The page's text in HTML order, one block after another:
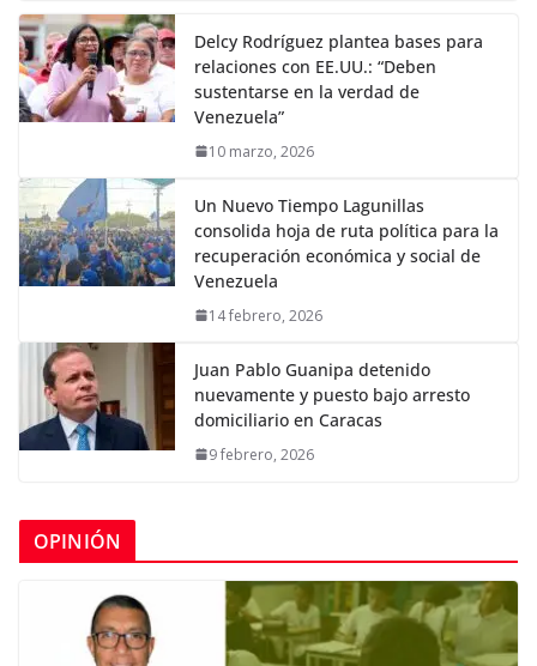
Delcy Rodríguez plantea bases para
relaciones con EE.UU.: “Deben
sustentarse en la verdad de
Venezuela”
10 marzo, 2026
Un Nuevo Tiempo Lagunillas
consolida hoja de ruta política para la
recuperación económica y social de
Venezuela
14 febrero, 2026
Juan Pablo Guanipa detenido
nuevamente y puesto bajo arresto
domiciliario en Caracas
9 febrero, 2026
OPINIÓN